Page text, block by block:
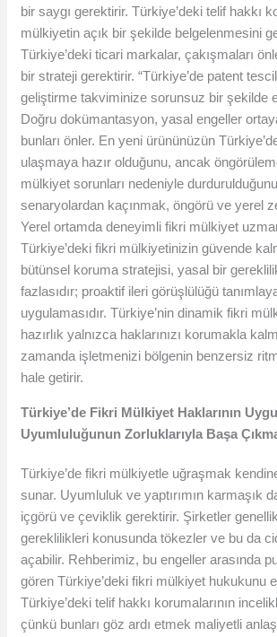
bir saygı gerektirir. Türkiye’deki telif hakkı
mülkiyetin açık bir şekilde belgelenmesini
Türkiye’deki ticari markalar, çakışmaları
bir strateji gerektirir. “Türkiye’de patent
geliştirme takviminize sorunsuz bir şekilde
Doğru dokümantasyon, yasal engeller
bunları önler. En yeni ürününüzün
ulaşmaya hazır olduğunu, ancak
mülkiyet sorunları nedeniyle
senaryolardan kaçınmak, öngörü ve yerel
Yerel ortamda deneyimli fikri mülkiyet
Türkiye’deki fikri mülkiyetinizin güvende
bütünsel koruma stratejisi, yasal bir
fazlasıdır; proaktif ileri görüşlülüğü
uygulamasıdır. Türkiye’nin dinamik fikri
hazırlık yalnızca haklarınızı korumakla
zamanda işletmenizi bölgenin benzersiz
hale getirir.
Türkiye’de Fikri Mülkiyet Haklarının
Uyumluluğunun Zorluklarıyla Başa
Türkiye’de fikri mülkiyetle uğraşmak
sunar. Uyumluluk ve yaptırımın karmaşık
içgörü ve çeviklik gerektirir. Şirketler
gereklilikleri konusunda tökezler ve bu da
açabilir. Rehberimiz, bu engeller arasında
gören Türkiye’deki fikri mülkiyet hukukunu
Türkiye’deki telif hakkı korumalarının
çünkü bunları göz ardı etmek maliyetli